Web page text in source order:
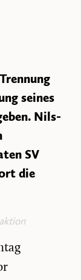
seines
Nils-
SV
die